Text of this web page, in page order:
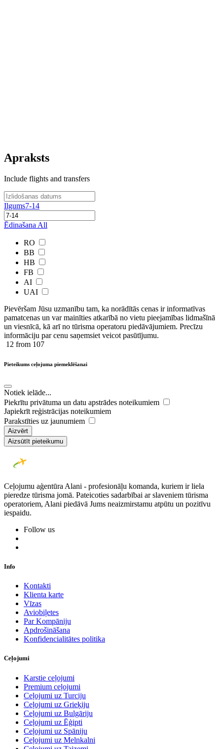
Apraksts
Include flights and transfers
Ilgums7-14
Ēdinašana All
RO
BB
HB
FB
AI
UAI
Pievēršam Jūsu uzmanību tam, ka norādītās cenas ir ​informatīvas ​
pamatcenas un var mainīties atkarībā ​no ​vietu pieejamības lidmašīnā
un viesnīcā, kā arī no tūrisma operatoru piedāvājumiem. Precīzu
informāciju par cenu saņemsiet veicot pasūtījumu.
12 from 107
Pieteikums ceļojuma piemeklēšanai
Notiek ielāde...
Piekrītu privātuma un datu apstrādes noteikumiem
Japiekrīt reģistrācijas noteikumiem
Parakstīties uz jaunumiem
Aizvērt
Aizsūtīt pieteikumu
Ceļojumu aģentūra Alani - profesionāļu komanda, kuriem ir liela
pieredze tūrisma jomā. Pateicoties sadarbībai ar slaveniem tūrisma
operatoriem, Alani piedāvā Jums neaizmirstamu atpūtu un pozitīvu
iespaidu.
Follow us
Info
Kontakti
Klienta karte
Vīzas
Aviobiļetes
Par Kompāniju
Apdrošināšana
Konfidencialitātes politika
Ceļojumi
Karstie ceļojumi
Premium ceļojumi
Ceļojumi uz Turciju
Ceļojumi uz Grieķiju
Ceļojumi uz Bulgāriju
Ceļojumi uz Ēģipti
Ceļojumi uz Spāniju
Ceļojumi uz Melnkalni